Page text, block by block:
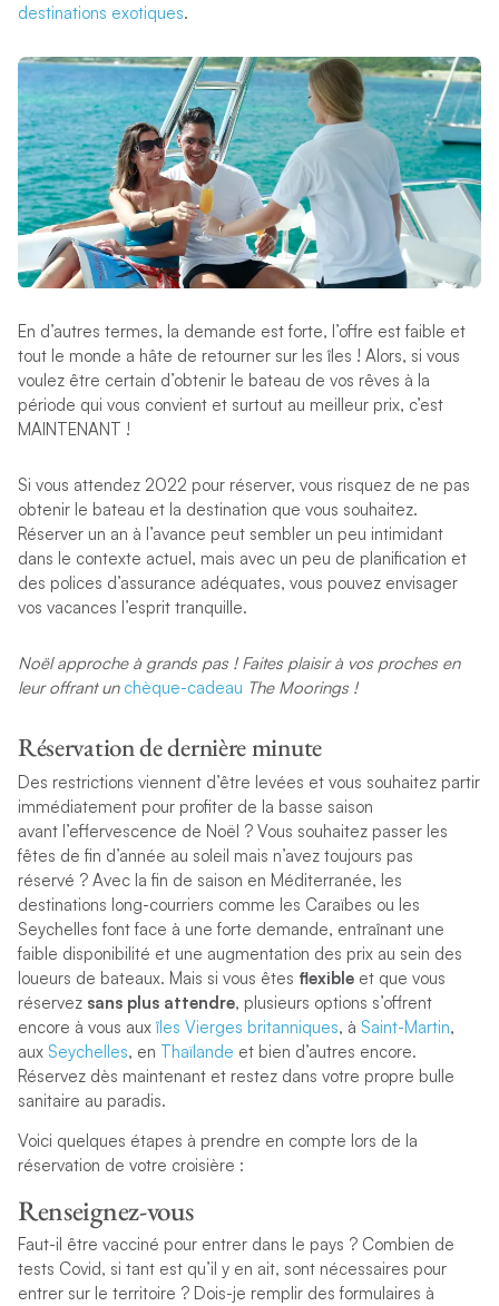
destinations exotiques.
En d’autres termes, la demande est forte, l’offre est faible et
tout le monde a hâte de retourner sur les îles ! Alors, si vous
voulez être certain d’obtenir le bateau de vos rêves à la
période qui vous convient et surtout au meilleur prix, c’est
MAINTENANT !
Si vous attendez 2022 pour réserver, vous risquez de ne pas
obtenir le bateau et la destination que vous souhaitez.
Réserver un an à l’avance peut sembler un peu intimidant
dans le contexte actuel, mais avec un peu de planification et
des polices d’assurance adéquates, vous pouvez envisager
vos vacances l’esprit tranquille.
Noël approche à grands pas ! Faites plaisir à vos proches en
leur offrant un chèque-cadeau The Moorings !
Réservation de dernière minute
Des restrictions viennent d’être levées et vous souhaitez partir
immédiatement pour profiter de la basse saison
avant l’effervescence de Noël ? Vous souhaitez passer les
fêtes de fin d’année au soleil mais n’avez toujours pas
réservé ? Avec la fin de saison en Méditerranée, les
destinations long-courriers comme les Caraïbes ou les
Seychelles font face à une forte demande, entraînant une
faible disponibilité et une augmentation des prix au sein des
loueurs de bateaux. Mais si vous êtes flexible et que vous
réservez sans plus attendre, plusieurs options s’offrent
encore à vous auxîles Vierges britanniques, à Saint-Martin,
aux Seychelles, en Thaïlande et bien d’autres encore.
Réservez dès maintenant et restez dans votre propre bulle
sanitaire au paradis.
Voici quelques étapes à prendre en compte lors de la
réservation de votre croisière :
Renseignez-vous
Faut-il être vacciné pour entrer dans le pays ? Combien de
tests Covid, si tant est qu’il y en ait, sont nécessaires pour
entrer sur le territoire ? Dois-je remplir des formulaires à